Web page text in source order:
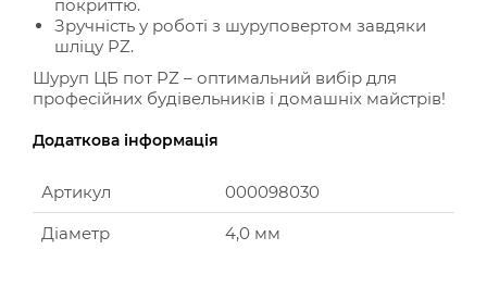
покриттю.
Зручність у роботі з шуруповертом завдяки
шліцу PZ.
Шуруп ЦБ пот PZ – оптимальний вибір для
професійних будівельників і домашніх майстрів!
Додаткова інформація
Артикул
000098030
Діаметр
4,0 мм